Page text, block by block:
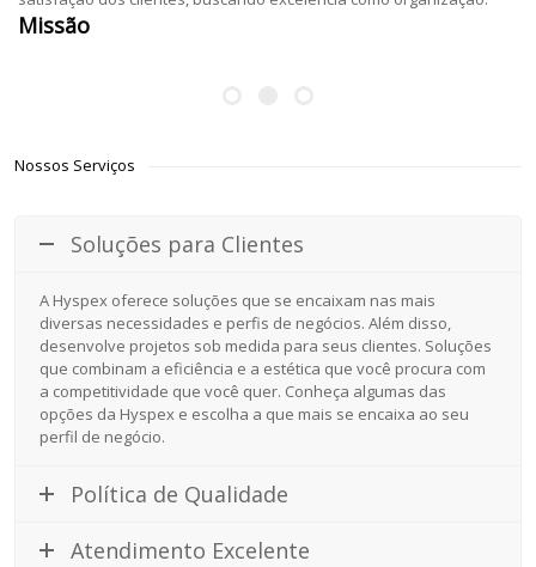
Missão
Nossos Serviços
Soluções para Clientes
A Hyspex oferece soluções que se encaixam nas mais
diversas necessidades e perfis de negócios. Além disso,
desenvolve projetos sob medida para seus clientes. Soluções
que combinam a eficiência e a estética que você procura com
a competitividade que você quer. Conheça algumas das
opções da Hyspex e escolha a que mais se encaixa ao seu
perfil de negócio.
Política de Qualidade
Atendimento Excelente